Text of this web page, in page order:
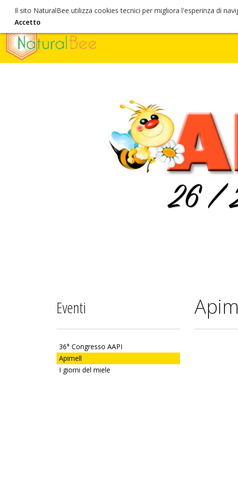
+39 0522 / 6566 info@naturalbee.com
Eventi
36° Congresso AAPI
Apimell
I giorni del miele
Il sito NaturalBee utilizza cookies tecnici per migliora l'esperinza di
Accetto